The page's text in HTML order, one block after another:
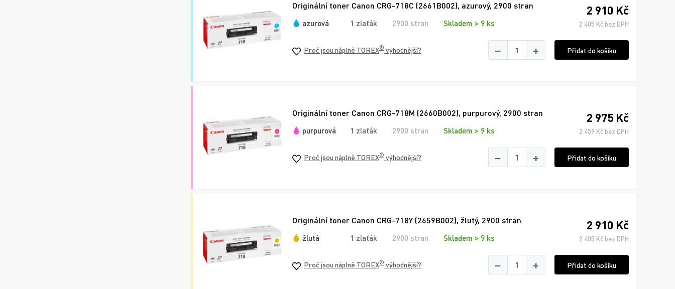
Originální toner Canon CRG-718C (2661B002), azurový, 2900 stran
azurová 1 zlaťák 2900 stran Skladem > 9 ks
2 910 Kč
2 405 Kč bez DPH
Proč jsou náplně TOREX® výhodnější? − + Přidat do košíku
Originální toner Canon CRG-718M (2660B002), purpurový, 2900 stran
purpurová 1 zlaťák 2900 stran Skladem > 9 ks
2 975 Kč
2 459 Kč bez DPH
Proč jsou náplně TOREX® výhodnější? − + Přidat do košíku
Originální toner Canon CRG-718Y (2659B002), žlutý, 2900 stran
žlutá 1 zlaťák 2900 stran Skladem > 9 ks
2 910 Kč
2 405 Kč bez DPH
Proč jsou náplně TOREX® výhodnější? − + Přidat do košíku